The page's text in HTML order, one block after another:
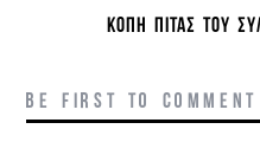
ΚΟΠΉ ΠΊΤΑΣ ΤΟΥ
BE FIRST TO COMMENT